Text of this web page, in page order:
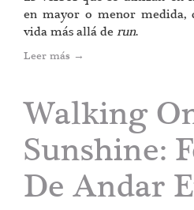
en mayor o menor
vida más allá de run.
Leer más →
Walking
Sunshine:
De Andar